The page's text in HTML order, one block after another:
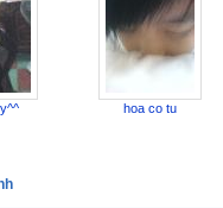
hoa co tu